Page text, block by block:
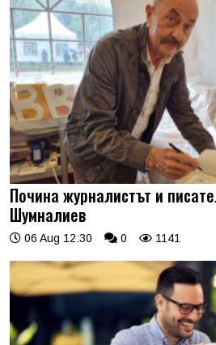
Почина журналистът и
Шумналиев
06 Aug 12:30 0 1141